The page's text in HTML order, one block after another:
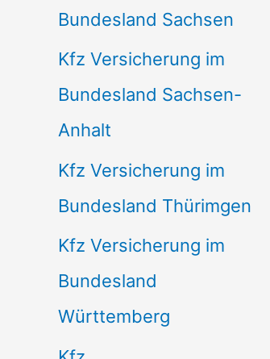
Bundesland Sachsen
Kfz Versicherung im
Bundesland Sachsen-
Anhalt
Kfz Versicherung im
Bundesland Thürimgen
Kfz Versicherung im
Bundesland
Württemberg